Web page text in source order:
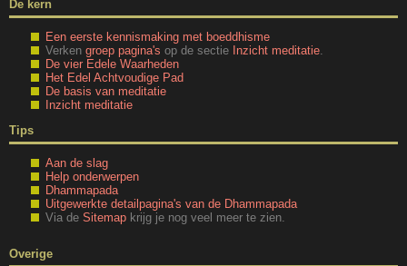
De kern
Een eerste kennismaking met boeddhisme
Verken groep pagina's op de sectie Inzicht meditatie.
De vier Edele Waarheden
Het Edel Achtvoudige Pad
De basis van meditatie
Inzicht meditatie
Tips
Aan de slag
Help onderwerpen
Dhammapada
Uitgewerkte detailpagina's van de Dhammapada
Via de Sitemap krijg je nog veel meer te zien.
Overige